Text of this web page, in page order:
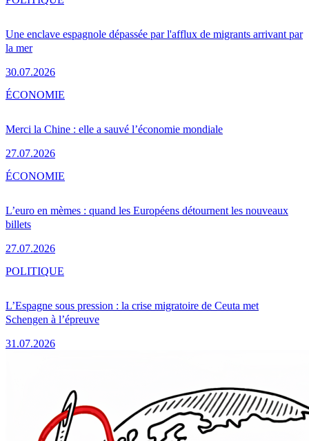
Une enclave espagnole dépassée par l'afflux de migrants arrivant par
la mer
30.07.2026
Merci la Chine : elle a sauvé l’économie mondiale
27.07.2026
ÉCONOMIE
L’euro en mèmes : quand les Européens détournent les nouveaux
billets
27.07.2026
ÉCONOMIE
L’Espagne sous pression : la crise migratoire de Ceuta met
Schengen à l’épreuve
31.07.2026
POLITIQUE